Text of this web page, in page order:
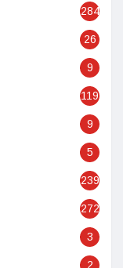
284
26
9
119
9
5
239
272
3
2